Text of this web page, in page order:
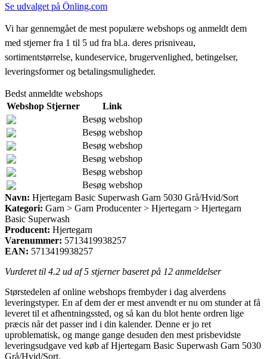
Se udvalget på Önling.com
Vi har gennemgået de mest populære webshops og anmeldt dem
med stjerner fra 1 til 5 ud fra bl.a. deres prisniveau,
sortimentstørrelse, kundeservice, brugervenlighed, betingelser,
leveringsformer og betalingsmuligheder.
Bedst anmeldte webshops
Webshop Stjerner
Link
Besøg webshop
Besøg webshop
Besøg webshop
Besøg webshop
Besøg webshop
Besøg webshop
Navn: Hjertegarn Basic Superwash Garn 5030 Grå/Hvid/Sort
Kategori: Garn > Garn Producenter > Hjertegarn > Hjertegarn
Basic Superwash
Producent: Hjertegarn
Varenummer: 5713419938257
EAN: 5713419938257
Vurderet til 4.2 ud af 5 stjerner baseret på 12 anmeldelser
Størstedelen af online webshops frembyder i dag alverdens
leveringstyper. En af dem der er mest anvendt er nu om stunder at få
leveret til et afhentningssted, og så kan du blot hente ordren lige
præcis når det passer ind i din kalender. Denne er jo ret
uproblematisk, og mange gange desuden den mest prisbevidste
leveringsudgave ved køb af Hjertegarn Basic Superwash Garn 5030
Grå/Hvid/Sort.